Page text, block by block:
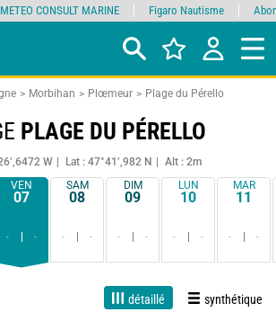
Morbihan Plœmeur Plage du Pérello
PLAGE DU PÉRELLO
W Lat : 47°41’,982 N Alt : 2m
VEN
07
- -
SAM
08
- -
DIM
09
- -
LUN
10
- -
MAR
11
- -
détaillé synthétique
METEO CONSULT MARINE Figaro Nautisme